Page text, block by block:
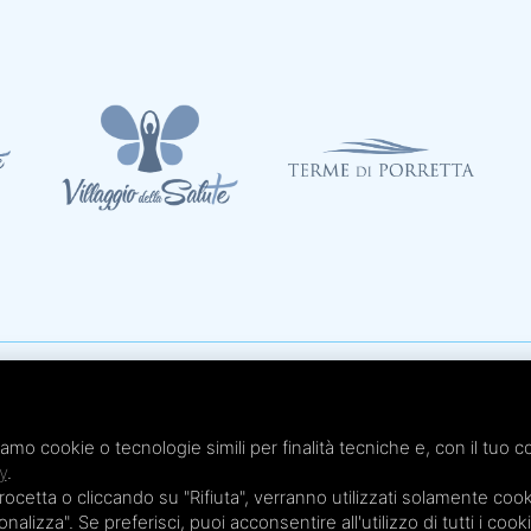
- Cap. Soc. € 20.000,00 i.v.
cookie o tecnologie simili per finalità tecniche e, con il tuo
.
o cliccando su "Rifiuta", verranno utilizzati solamente
Se preferisci, puoi acconsentire all'utilizzo di tutti i